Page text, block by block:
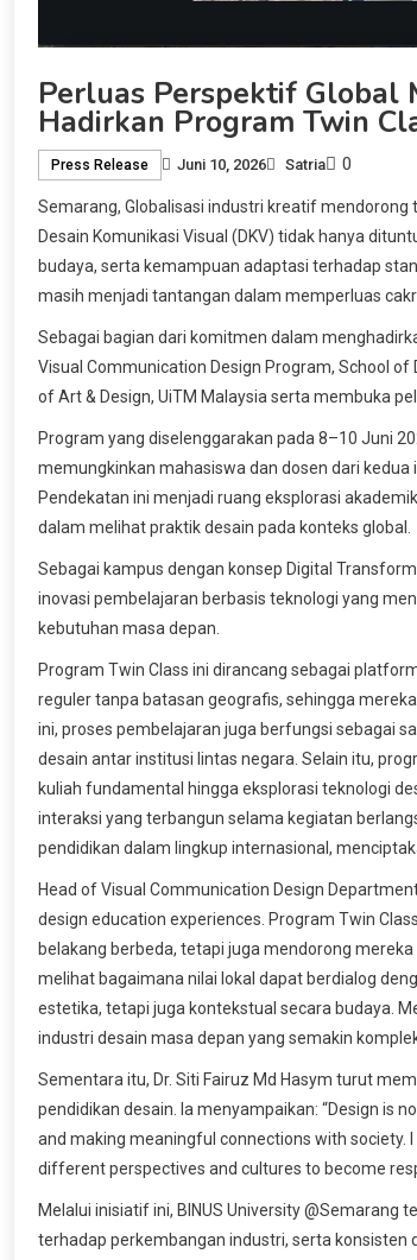
Perluas Perspektif Global
Hadirkan Program Twin
Press Release Juni 10, 2026 Satria 0
Semarang, Globalisasi industri kreatif
Desain Komunikasi Visual (DKV) tidak hanya
budaya, serta kemampuan adaptasi terhadap
masih menjadi tantangan dalam memperluas
Sebagai bagian dari komitmen dalam
Visual Communication Design Program, School
of Art & Design, UiTM Malaysia serta membuka
Program yang diselenggarakan pada 8–10 Juni
memungkinkan mahasiswa dan dosen dari
Pendekatan ini menjadi ruang eksplorasi
dalam melihat praktik desain pada konteks global.
Sebagai kampus dengan konsep Digital
inovasi pembelajaran berbasis teknologi yang
kebutuhan masa depan.
Program Twin Class ini dirancang sebagai
reguler tanpa batasan geografis, sehingga
ini, proses pembelajaran juga berfungsi sebagai
desain antar institusi lintas negara. Selain itu,
kuliah fundamental hingga eksplorasi teknologi
interaksi yang terbangun selama kegiatan
pendidikan dalam lingkup internasional,
Head of Visual Communication Design
design education experiences. Program Twin
belakang berbeda, tetapi juga mendorong
melihat bagaimana nilai lokal dapat berdialog
estetika, tetapi juga kontekstual secara budaya.
industri desain masa depan yang semakin
Sementara itu, Dr. Siti Fairuz Md Hasym turut
pendidikan desain. Ia menyampaikan: “Design is
and making meaningful connections with society.
different perspectives and cultures to become
Melalui inisiatif ini, BINUS University
terhadap perkembangan industri, serta